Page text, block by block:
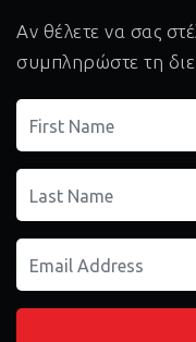
Αν θέλετε να σας
συμπληρώστε τη